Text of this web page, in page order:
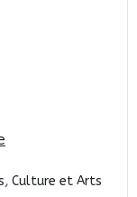
, Culture et Arts